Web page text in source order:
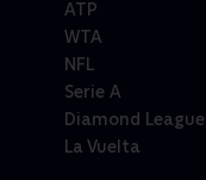
ATP
WTA
NFL
Serie A
Diamond League
La Vuelta